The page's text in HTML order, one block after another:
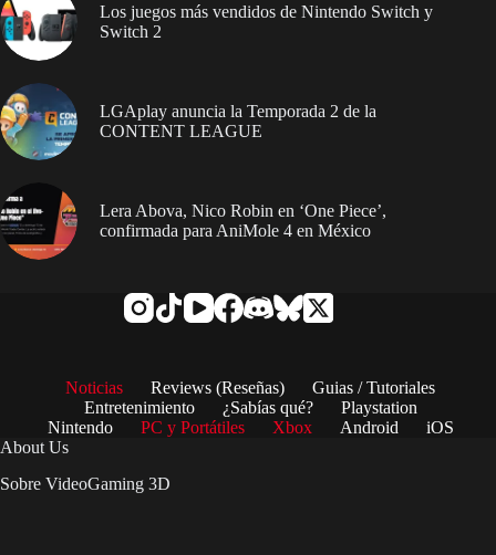
Los juegos más vendidos de Nintendo Switch y
Switch 2
LGAplay anuncia la Temporada 2 de la
CONTENT LEAGUE
Lera Abova, Nico Robin en ‘One Piece’,
confirmada para AniMole 4 en México
Noticias Reviews (Reseñas)
Guias / Tutoriales
Entretenimiento
¿Sabías qué?
Playstation
Nintendo
PC y Portátiles Xbox Android
iOS
About Us
Sobre VideoGaming 3D